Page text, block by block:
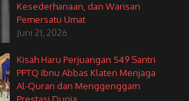
Kesederhanaan, dan Warisan
Pemersatu Umat
Juni 21, 2026
Kisah Haru Perjuangan 549 Santri
PPTQ Ibnu Abbas Klaten Menjaga
Al-Quran dan Menggenggam